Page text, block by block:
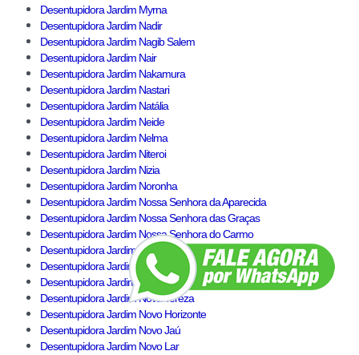
Desentupidora Jardim Myrna
Desentupidora Jardim Nadir
Desentupidora Jardim Nagib Salem
Desentupidora Jardim Nair
Desentupidora Jardim Nakamura
Desentupidora Jardim Nastari
Desentupidora Jardim Natália
Desentupidora Jardim Neide
Desentupidora Jardim Nelma
Desentupidora Jardim Niteroi
Desentupidora Jardim Nizia
Desentupidora Jardim Noronha
Desentupidora Jardim Nossa Senhora da Aparecida
Desentupidora Jardim Nossa Senhora das Graças
Desentupidora Jardim Nossa Senhora do Carmo
Desentupidora Jardim Nosso Lar
Desentupidora Jardim Nova Germânia
Desentupidora Jardim Nova Guarapiranga
Desentupidora Jardim Nova Tereza
Desentupidora Jardim Novo Horizonte
Desentupidora Jardim Novo Jaú
Desentupidora Jardim Novo Lar